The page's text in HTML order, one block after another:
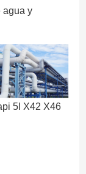
agua y
5l X42 X46